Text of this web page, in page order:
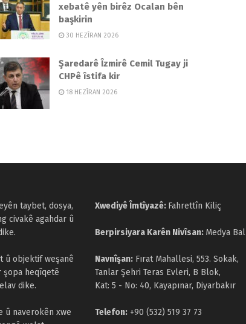
xebatê yên birêz Ocalan bên
başkirin
30 HEZÎRAN 2026
Şaredarê Îzmirê Cemil Tugay ji
CHPê îstifa kir
18 HEZÎRAN 2026
taybet, dosya,
civakê agahdar û
û objektif weşanê
şopa heqîqetê
dike.
û naverokên xwe
Xwediyê Îmtîyazê: Fahrettîn Kiliç
Berpirsiyara Karên Nivîsan: Medya Bal
Navnîşan: Fırat Mahallesi, 553. Sokak,
Tanlar Şehri Teras Evleri, B Blok,
Kat: 5 - No: 40, Kayapınar, Diyarbakır
Telefon: +90 (532) 519 37 73